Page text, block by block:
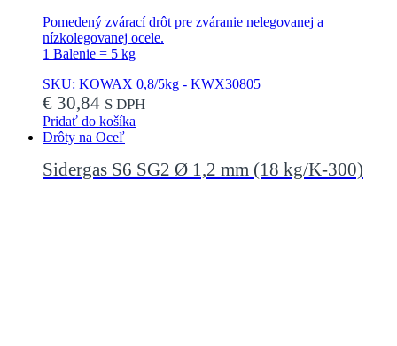
Pomedený zvárací drôt pre zváranie nelegovanej a
nízkolegovanej ocele.
1 Balenie = 5 kg
SKU: KOWAX 0,8/5kg - KWX30805
€ 30,84 S DPH
Pridať do košíka
Drôty na Oceľ
Sidergas S6 SG2 Ø 1,2 mm (18 kg/K-300)